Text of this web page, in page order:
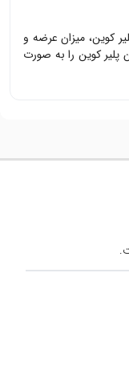
کوین، میزان عرضه و
پلیر کوین را به صورت